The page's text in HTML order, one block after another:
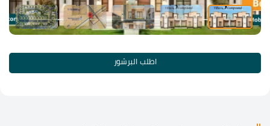
اطلب البرشور